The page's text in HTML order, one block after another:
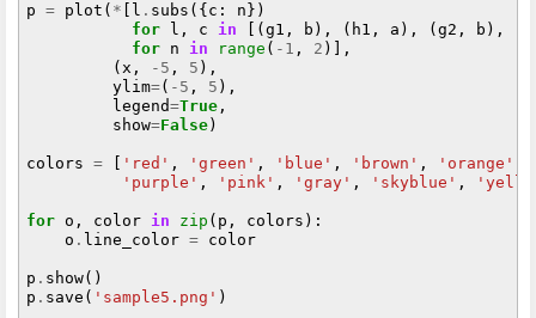
p = plot( * [l . subs({c: n})
for l, c in [(g1, b), (h1, a), (g2, b),
for n in range ( -1 , 2 )],
         (x,
-5 , 5 ),
         ylim
=( -5 , 5 ),
         legend
=True ,
         show
=False)
colors = 'red' , 'green' , 'blue' , 'brown' , 'orange'
'purple' , 'pink' , 'gray' , 'skyblue' ,
for o, color in zip (p, colors):
    o
. line_color = color
p . show()
p . save( 'sample5.png' )